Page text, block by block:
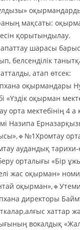
оқырмандарды
мақсаты:
қорытындылау.
шарасы
белсенділік
атап өтсек:
оқырмандары
«Үздік оқырман
орта мектебінің 4
Назипа
аудандық
орталығы «Бір
жас оқырман»
директоры
хаттар
вокалдық